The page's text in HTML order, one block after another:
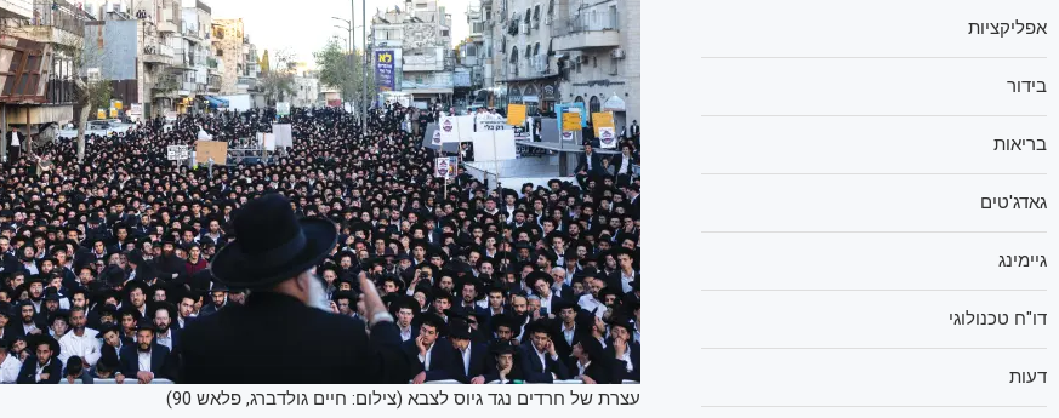
עצרת של חרדים נגד גיוס לצבא (צילום: חיים גולדברג, פלאש 90)
אפליקציות
בידור
בריאות
גאדג'טים
גיימינג
דו"ח טכנולוגי
דעות